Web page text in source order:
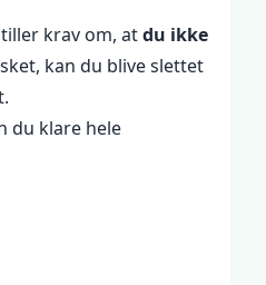
krav om, atdu ikke
kan du blive slettet
du klare hele